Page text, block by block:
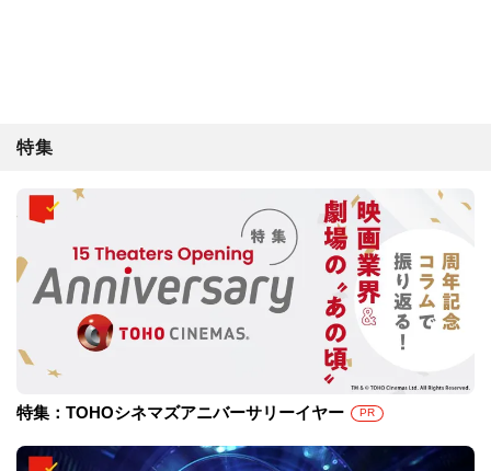
特集
特集：TOHOシネマズアニバーサリーイヤー PR